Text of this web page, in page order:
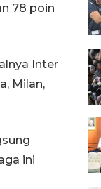
78 poin
Inter
Milan,
ini